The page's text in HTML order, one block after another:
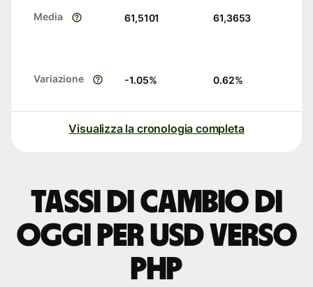
Media 61,5101 61,3653
Variazione -1.05% 0.62%
Visualizza la cronologia completa
Tassi di cambio di
oggi per USD verso
PHP